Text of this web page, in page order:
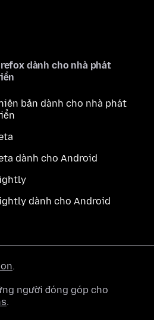
dành cho nhà phát
bản dành cho nhà phát
dành cho Android
dành cho Android
.
người đóng góp cho
.